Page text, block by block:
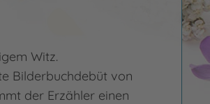
Witz.
Bilderbuchdebüt von
der Erzähler einen